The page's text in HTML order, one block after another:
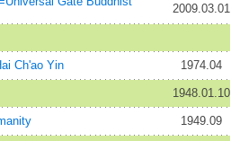
2009.03.01
Ch'ao Yin 1974.04
1948.01.10
1949.09